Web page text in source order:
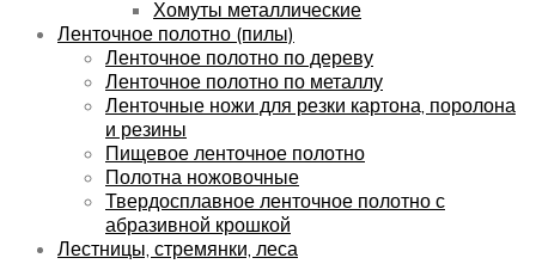
Хомуты металлические
Ленточное полотно (пилы)
Ленточное полотно по дереву
Ленточное полотно по металлу
Ленточные ножи для резки картона, поролона
и резины
Пищевое ленточное полотно
Полотна ножовочные
Твердосплавное ленточное полотно с
абразивной крошкой
Лестницы, стремянки, леса